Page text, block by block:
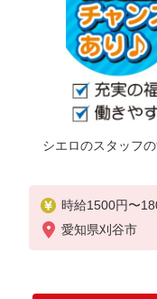
シエロのスタッフ
時給1500円〜
※残業代支給
★交通費別途支
入社祝い金10万
愛知県刈谷市